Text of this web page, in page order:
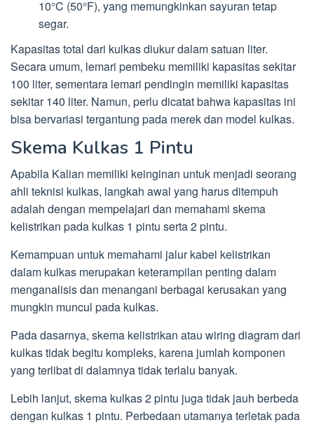
10°C (50°F), yang memungkinkan sayuran tetap
segar.
Kapasitas total dari kulkas diukur dalam satuan liter.
Secara umum, lemari pembeku memiliki kapasitas sekitar
100 liter, sementara lemari pendingin memiliki kapasitas
sekitar 140 liter. Namun, perlu dicatat bahwa kapasitas ini
bisa bervariasi tergantung pada merek dan model kulkas.
Skema Kulkas 1 Pintu
Apabila Kalian memiliki keinginan untuk menjadi seorang
ahli teknisi kulkas, langkah awal yang harus ditempuh
adalah dengan mempelajari dan memahami skema
kelistrikan pada kulkas 1 pintu serta 2 pintu.
Kemampuan untuk memahami jalur kabel kelistrikan
dalam kulkas merupakan keterampilan penting dalam
menganalisis dan menangani berbagai kerusakan yang
mungkin muncul pada kulkas.
Pada dasarnya, skema kelistrikan atau wiring diagram dari
kulkas tidak begitu kompleks, karena jumlah komponen
yang terlibat di dalamnya tidak terlalu banyak.
Lebih lanjut, skema kulkas 2 pintu juga tidak jauh berbeda
dengan kulkas 1 pintu. Perbedaan utamanya terletak pada